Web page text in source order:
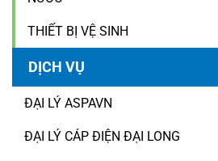
THIẾT BỊ VỆ SINH
DỊCH VỤ
ĐẠI LÝ ASPAVN
ĐẠI LÝ CÁP ĐIỆN ĐẠI LONG